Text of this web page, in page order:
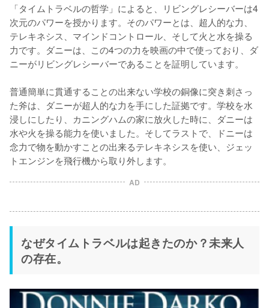
「タイムトラベルの哲学」によると、リビングレシーバーは4
次元のパワーを授かります。そのパワーとは、超人的な力、
テレキネシス、マインドコントロール、そして火と水を操る
力です。ダニーは、この4つの力を映画の中で使っており、ダ
ニーがリビングレシーバーであることを証明しています。
普通簡単に貫通することの出来ない学校の銅像に突き刺さっ
た斧は、ダニーが超人的な力を手にした証拠です。学校を水
浸しにしたり、カニングハムの家に放火した時に、ダニーは
水や火を操る能力を使いました。そしてラストで、ドニーは
念力で物を動かすことの出来るテレキネシスを使い、ジェッ
トエンジンを飛行機から取り外します。
AD
なぜタイムトラベルは起きたのか？未来人
の存在。